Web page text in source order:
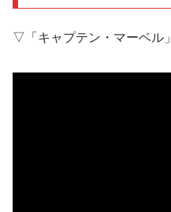
▽「キャプテン・マーベル